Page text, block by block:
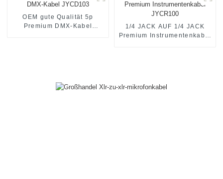
OEM gute Qualität 5p
Premium DMX-Kabel
1/4 JACK AUF 1/4 JACK
Premium Instrumentenkabel